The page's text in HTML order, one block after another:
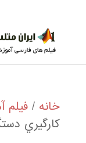
خانه / فیلم
كارگيري